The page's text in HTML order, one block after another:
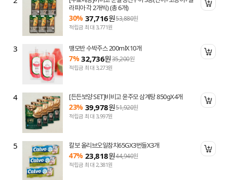
담기
담기
담기
라피아 각 2개씩) (총 6개)
30% 37,716원53,880원
적립금 최대 3,771원
3 땡모반 수박주스 200mlX10개
7% 32,736원35,200원
적립금 최대 3,273원
4 [든든보양 SET]비비고 윤주모 삼계탕 850gX4개
23% 39,978원51,920원
적립금 최대 3,997원
5 칼보 올리브오일참치65GX3번들X3개
47% 23,818원44,940원
적립금 최대 2,381원